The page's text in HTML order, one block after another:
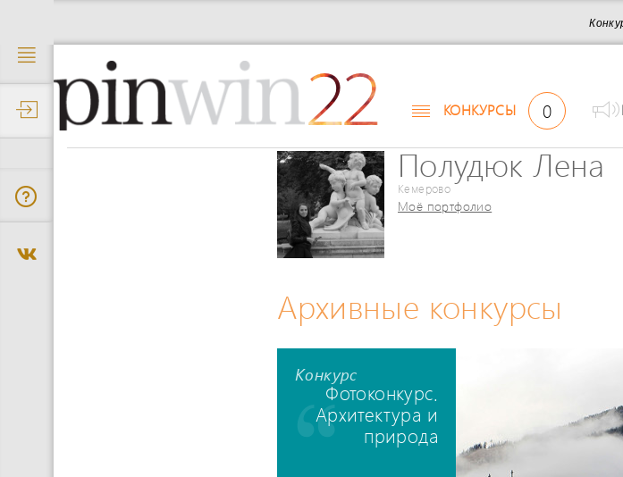
22 КОНКУРСЫ 0
Полудюк Лена
Кемерово
Моё портфолио
Архивные конкурсы
Конкурс
Фотоконкурс.
Архитектура и
природа